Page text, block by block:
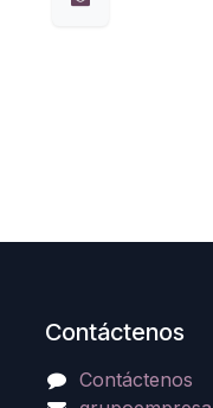
Contáctenos
Contáctenos